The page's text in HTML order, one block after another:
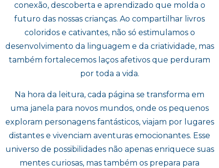
conexão, descoberta e aprendizado que molda o
futuro das nossas crianças. Ao compartilhar livros
coloridos e cativantes, não só estimulamos o
desenvolvimento da linguagem e da criatividade, mas
também fortalecemos laços afetivos que perduram
por toda a vida.
Na hora da leitura, cada página se transforma em
uma janela para novos mundos, onde os pequenos
exploram personagens fantásticos, viajam por lugares
distantes e vivenciam aventuras emocionantes. Esse
universo de possibilidades não apenas enriquece suas
mentes curiosas, mas também os prepara para